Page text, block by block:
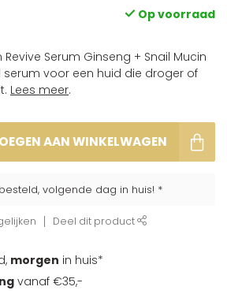
Op voorraad
Serum Ginseng + Snail Mucin
serum voor een huid die droger of
Lees meer.
AAN WINKELWAGEN
volgende dag in huis! *
Deel dit product
morgen in huis*
vanaf €35,-